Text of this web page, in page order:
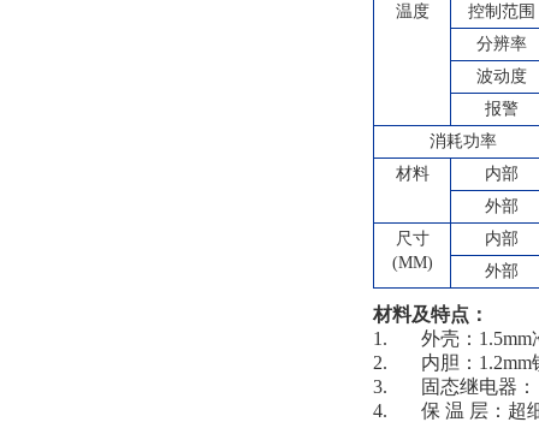
温度
控制范围
分辨率
波动度
报警
消耗功率
材料
内部
外部
尺寸
(MM)
内部
外部
材料及特点：
1. 外壳：1.5mm
2. 内胆：1.2mm
3. 固态继电器：
4. 保 温 层：超